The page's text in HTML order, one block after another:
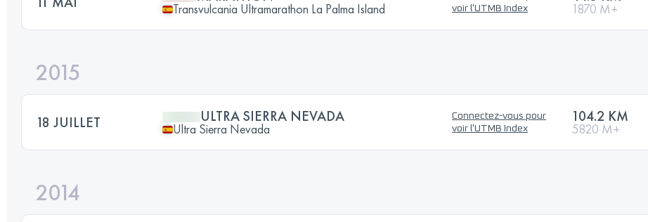
Transvulcania Ultramarathon La Palma Island
voir l'UTMB Index
1870 M+
2015
18 JUILLET ULTRA SIERRA NEVADA
Ultra Sierra Nevada
Connectez-vous pour
voir l'UTMB Index
104.2 KM
5820 M+
2014